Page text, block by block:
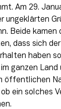
Am 29.
ungeklärten
Beide kamen
dass sich
haben
ganzen Land
öffentlichen
ein solches